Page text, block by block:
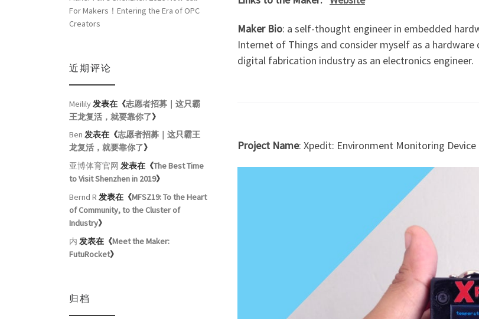
Maker Bio: a self-thought engineer in embedded
Internet of Things and consider myself as a
digital fabrication industry as an electronics engineer.
Project Name: Xpedit: Environment Monitoring
For Makers！Entering the Era of OPC
Creators
近期评论
Meilily 发表在《志愿者招募｜这只霸
王龙复活，就要靠你了》
Ben 发表在《志愿者招募｜这只霸王
龙复活，就要靠你了》
亚博体育官网 发表在《The Best Time
to Visit Shenzhen in 2019》
Bernd R 发表在《MFSZ19: To the Heart
of Community, to the Cluster of
Industry》
内 发表在《Meet the Maker:
FutuRocket》
归档